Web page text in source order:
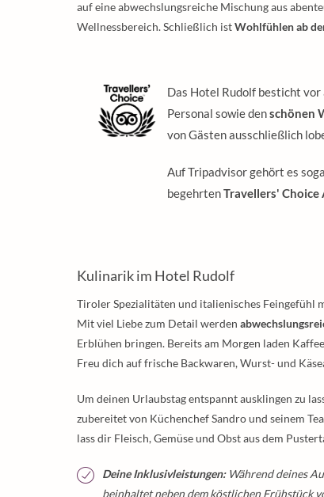
auf eine abwechslungsreiche Mischung aus
Wellnessbereich. Schließlich istWohlfühlen ab
Das Hotel Rudolf besticht vor
Personal sowie denschönen
von Gästen ausschließlich
Auf Tripadvisor gehört es
begehrtenTravellers' Choice
Kulinarik im Hotel Rudolf
Tiroler Spezialitäten und italienisches Feingefühl
Mit viel Liebe zum Detail werden
Erblühen bringen. Bereits am Morgen laden
Freu dich auf frische Backwaren, Wurst- und
Um deinen Urlaubstag entspannt ausklingen zu
zubereitet von Küchenchef Sandro und seinem
lass dir Fleisch, Gemüse und Obst aus dem
Deine Inklusivleistungen:Während deines
beinhaltet neben dem köstlichen Frühstück